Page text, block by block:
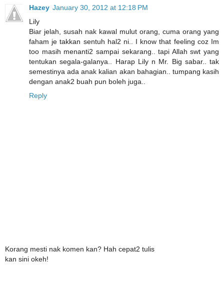
Hazey January 30, 2012 at 12:18 PM
Lily
Biar jelah, susah nak kawal mulut orang, cuma orang yang
faham je takkan sentuh hal2 ni.. I know that feeling coz Im
too masih menanti2 sampai sekarang.. tapi Allah swt yang
tentukan segala-galanya.. Harap Lily n Mr. Big sabar.. tak
semestinya ada anak kalian akan bahagian.. tumpang kasih
dengan anak2 buah pun boleh juga..
Reply
Korang mesti nak komen kan? Hah cepat2 tulis
kan sini okeh!